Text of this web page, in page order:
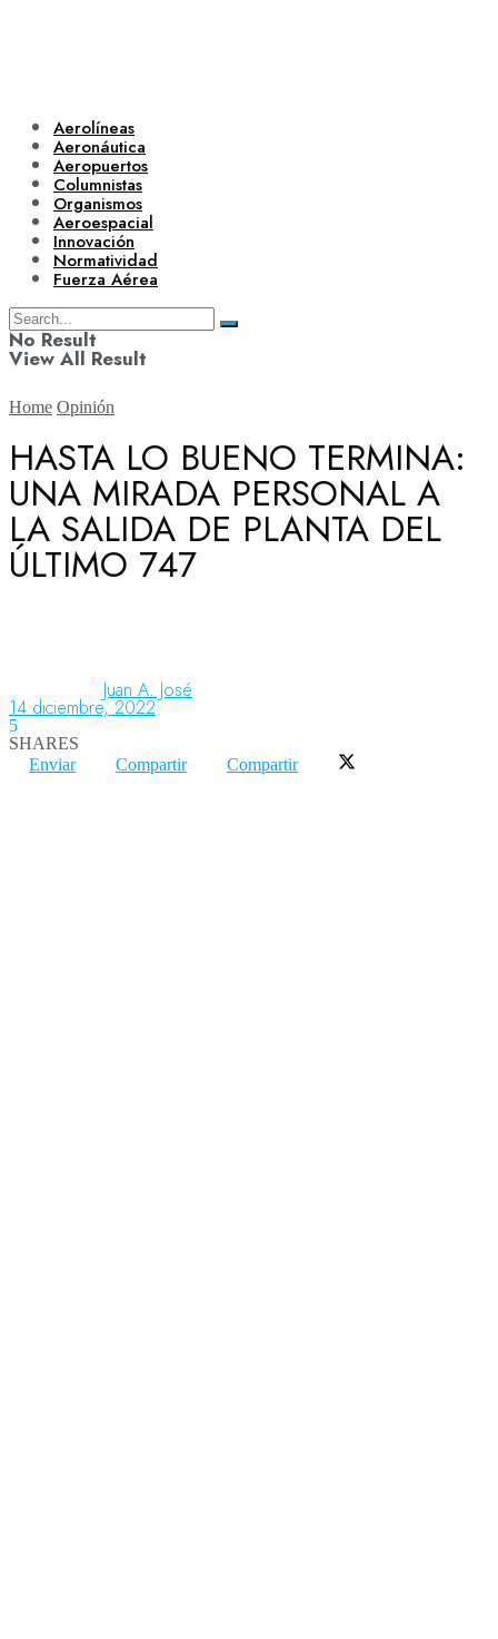
Aerolíneas
Aeronáutica
Aeropuertos
Columnistas
Organismos
Aeroespacial
Innovación
Normatividad
Fuerza Aérea
No Result
View All Result
Aerolíneas
Aeronáutica
Home Opinión
HASTA LO BUENO TERMINA:
UNA MIRADA PERSONAL A
LA SALIDA DE PLANTA DEL
ÚLTIMO 747
Juan A. José
14 diciembre, 2022
5
SHARES
Enviar
Compartir Compartir